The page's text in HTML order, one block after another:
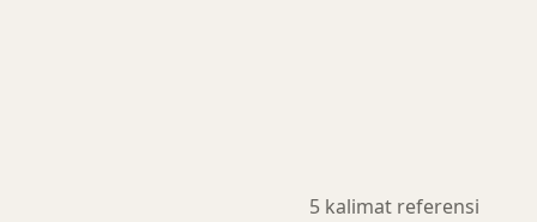
5 kalimat referensi